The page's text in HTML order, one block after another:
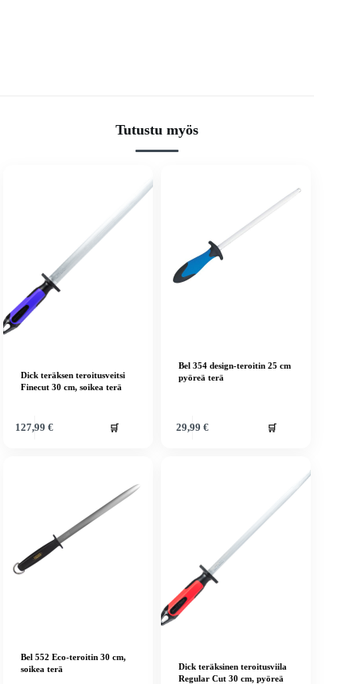
Tutustu myös
Dick teräksen teroitusveitsi
Finecut 30 cm, soikea terä
127,99€ 🛒
Bel 354 design-teroitin 25 cm
pyöreä terä
29,99 € 🛒
Bel 552 Eco-teroitin 30 cm,
soikea terä
Dick teräksinen teroitusviila
Regular Cut 30 cm, pyöreä